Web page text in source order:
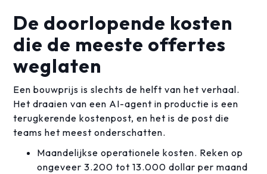
De doorlopende kosten
die de meeste offertes
weglaten
Een bouwprijs is slechts de helft van het verhaal.
Het draaien van een AI-agent in productie is een
terugkerende kostenpost, en het is de post die
teams het meest onderschatten.
Maandelijkse operationele kosten. Reken op
ongeveer 3.200 tot 13.000 dollar per maand